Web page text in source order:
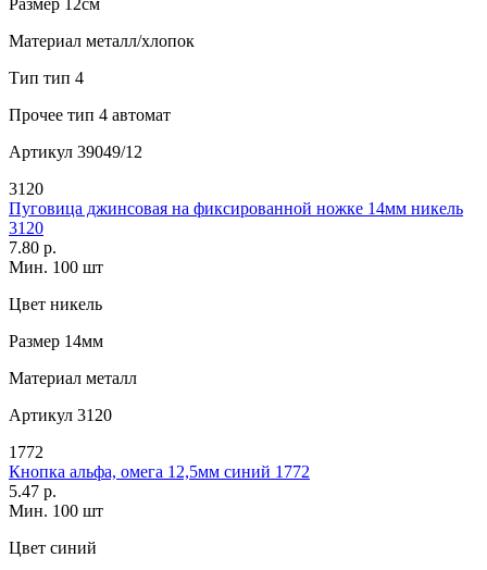
Материал металл/хлопок
Тип тип 4
Прочее тип 4 автомат
Артикул 39049/12
3120
Пуговица джинсовая на фиксированной ножке 14мм никель
3120
7.80 р.
Мин. 100 шт
Цвет никель
Размер 14мм
Материал металл
Артикул 3120
1772
Кнопка альфа, омега 12,5мм синий 1772
5.47 р.
Мин. 100 шт
Цвет синий